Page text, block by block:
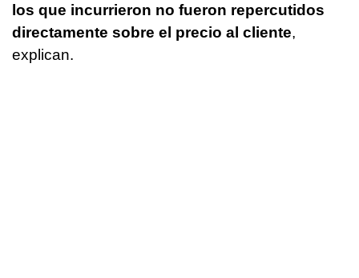
los que incurrieron no fueron repercutidos
directamente sobre el precio al cliente,
explican.